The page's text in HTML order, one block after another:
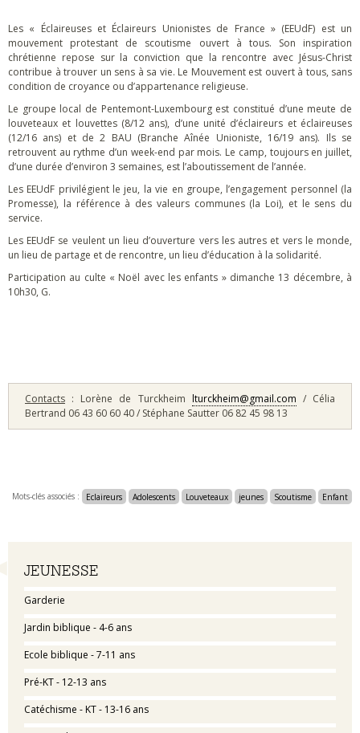
Navigation
JEUNESSE
Garderie
Jardin biblique - 4-6 ans
Ecole biblique - 7-11 ans
Pré-KT - 12-13 ans
Catéchisme - KT - 13-16 ans
Les « Éclaireuses et Éclaireurs Unionistes de France » (EEUdF) est un
mouvement protestant de scoutisme ouvert à tous. Son inspiration
chrétienne repose sur la conviction que la rencontre avec Jésus-Christ
contribue à trouver un sens à sa vie. Le Mouvement est ouvert à tous, sans
condition de croyance ou d’appartenance religieuse.
Le groupe local de Pentemont-Luxembourg est constitué d’une meute de
louveteaux et louvettes (8/12 ans), d’une unité d’éclaireurs et éclaireuses
(12/16 ans) et de 2 BAU (Branche Aînée Unioniste, 16/19 ans). Ils se
retrouvent au rythme d’un week-end par mois. Le camp, toujours en juillet,
d’une durée d’environ 3 semaines, est l’aboutissement de l’année.
Les EEUdF privilégient le jeu, la vie en groupe, l’engagement personnel (la
Promesse), la référence à des valeurs communes (la Loi), et le sens du
service.
Les EEUdF se veulent un lieu d’ouverture vers les autres et vers le monde,
un lieu de partage et de rencontre, un lieu d’éducation à la solidarité.
Participation au culte « Noël avec les enfants » dimanche 13 décembre, à
10h30, G.
Contacts : Lorène de Turckheim lturckheim@gmail.com / Célia
Bertrand 06 43 60 60 40 / Stéphane Sautter 06 82 45 98 13
Mots-clés associés : Eclaireurs Adolescents Louveteaux jeunes Scoutisme Enfant